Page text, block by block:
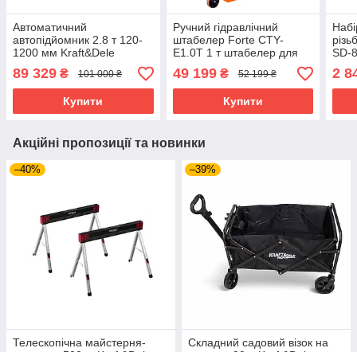
Автоматичний
автопідйомник 2.8 т 120-
1200 мм Kraft&Dele
KD5824 електродомкрат
ножичний для автомобілів
з блоком керування
89 329 ₴ 101 000 ₴
Купити
Ручний гідравлічний
штабелер Forte CTY-
E1.0T 1 т штабелер для
складу,
вантажопідйомність 1000
кг
49 199₴ 52 199 ₴
Купити
SD-
2
Акційні пропозиції та новинки
–40%
Телескопічна майстерня-
–39%
Складний садовий візок на